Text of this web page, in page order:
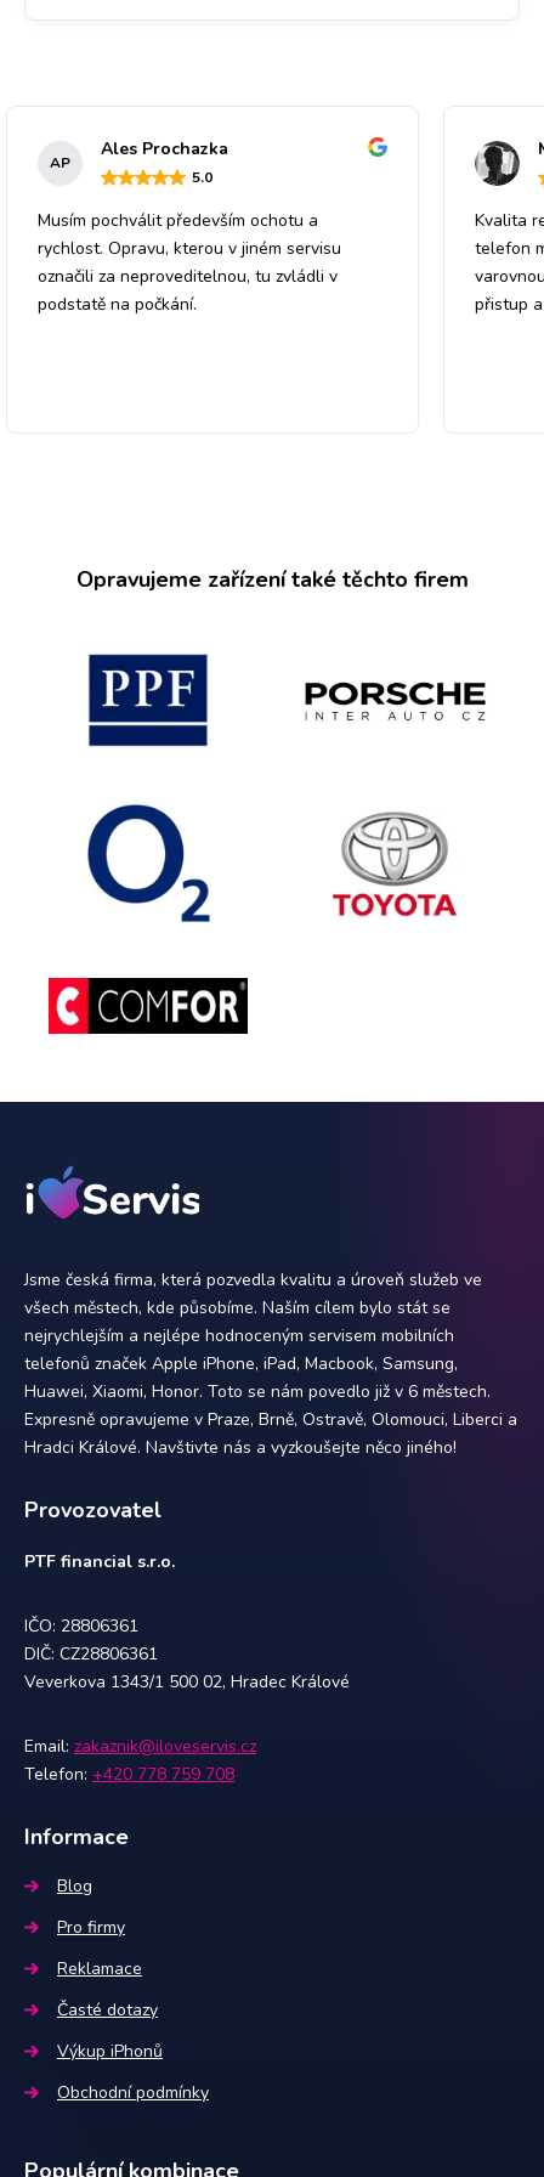
AP
Ales Prochazka
5.0
Musím pochválit především ochotu a
rychlost. Opravu, kterou v jiném servisu
označili za neproveditelnou, tu zvládli v
podstatě na počkání.
Kvalita
telefon
přistup
Opravujeme zařízení také těchto firem
Jsme česká firma, která pozvedla kvalitu a úroveň služeb ve
všech městech, kde působíme. Naším cílem bylo stát se
nejrychlejším a nejlépe hodnoceným servisem mobilních
telefonů značek Apple iPhone, iPad, Macbook, Samsung,
Huawei, Xiaomi, Honor. Toto se nám povedlo již v 6 městech.
Expresně opravujeme v Praze, Brně, Ostravě, Olomouci, Liberci a
Hradci Králové. Navštivte nás a vyzkoušejte něco jiného!
Provozovatel
PTF financial s.r.o.
IČO: 28806361
DIČ: CZ28806361
Veverkova 1343/1 500 02, Hradec Králové
Email: zakaznik@iloveservis.cz
Telefon: +420 778 759 708
Informace
Blog
Pro firmy
Reklamace
Časté dotazy
Výkup iPhonů
Obchodní podmínky
Populární kombinace